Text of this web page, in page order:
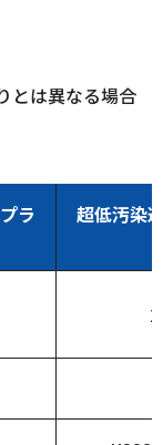
とは異なる場合
ラ
超低汚染